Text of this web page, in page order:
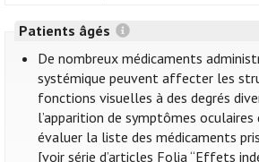
Patients âgés
De nombreux médicaments
systémique peuvent affecter les
fonctions visuelles à des degrés
l’apparition de symptômes
évaluer la liste des médicaments
[voir série d’articles Folia “Effets